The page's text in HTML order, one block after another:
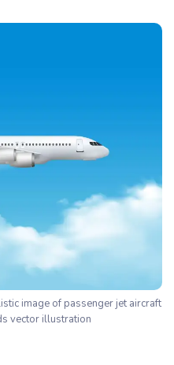
image of passenger jet aircraft
vector illustration